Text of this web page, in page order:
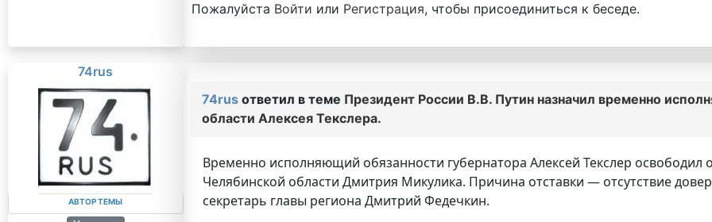
Пожалуйста Войти или Регистрация, чтобы присоединиться к беседе.
74rus
АВТОР ТЕМЫ
74rusответил в теме Президент России В.В. Путин назначил временно
области Алексея Текслера.
Временно исполняющий обязанности губернатора Алексей Текслер освободил
Челябинской области Дмитрия Микулика. Причина отставки — отсутствие
секретарь главы региона Дмитрий Федечкин.